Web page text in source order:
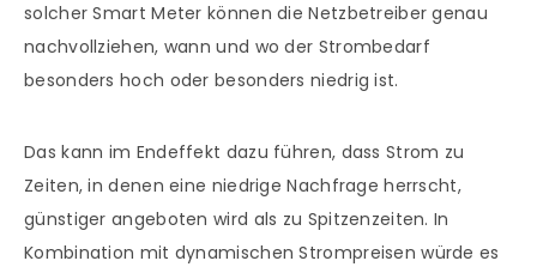
solcher Smart Meter können die Netzbetreiber genau
nachvollziehen, wann und wo der Strombedarf
besonders hoch oder besonders niedrig ist.
Das kann im Endeffekt dazu führen, dass Strom zu
Zeiten, in denen eine niedrige Nachfrage herrscht,
günstiger angeboten wird als zu Spitzenzeiten. In
Kombination mit dynamischen Strompreisen würde es